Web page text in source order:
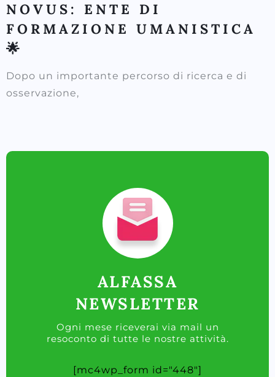
NOVUS: ENTE DI
FORMAZIONE UMANISTICA
🌟
Dopo un importante percorso di ricerca e di
osservazione,
ALFASSA
NEWSLETTER
Ogni mese riceverai via mail un
resoconto di tutte le nostre attività.
[mc4wp_form id="448"]